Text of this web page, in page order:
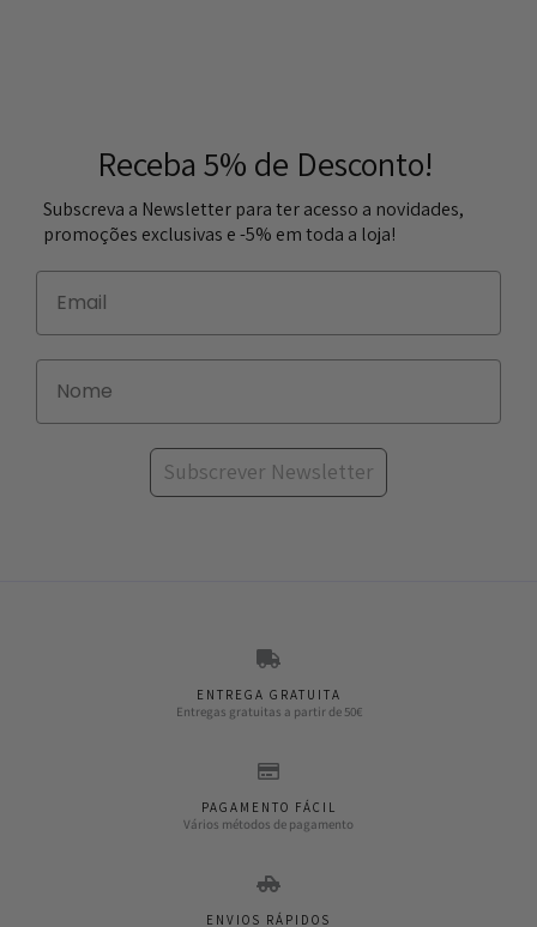
Receba 5% de Desconto!
Subscreva a Newsletter para ter acesso a novidades,
promoções exclusivas e -5% em toda a loja!
Subscrever Newsletter
ENTREGA GRATUITA
Entregas gratuitas a partir de 50€
PAGAMENTO FÁCIL
Vários métodos de pagamento
ENVIOS RÁPIDOS